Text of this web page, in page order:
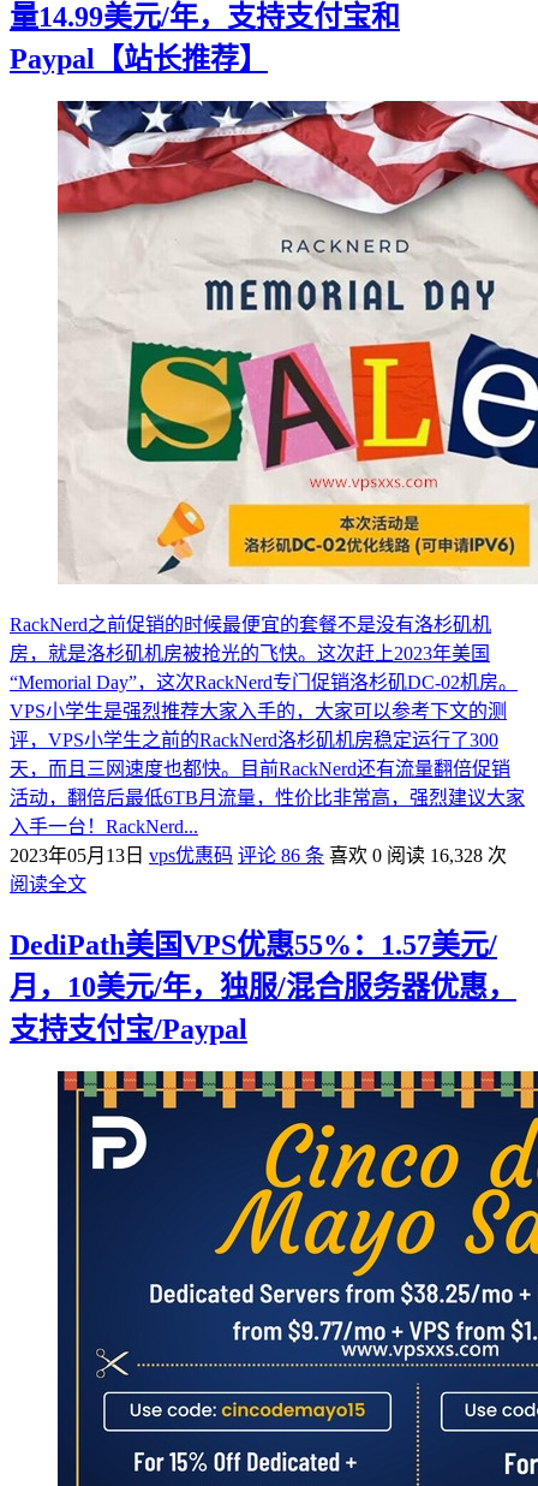
量14.99美元/年，支持支付宝和
Paypal【站长推荐】
RackNerd之前促销的时候最便宜的套餐不是没有洛杉矶机
房，就是洛杉矶机房被抢光的飞快。这次赶上2023年美国
“Memorial Day”，这次RackNerd专门促销洛杉矶DC-02机房。
VPS小学生是强烈推荐大家入手的，大家可以参考下文的测
评，VPS小学生之前的RackNerd洛杉矶机房稳定运行了300
天，而且三网速度也都快。目前RackNerd还有流量翻倍促销
活动，翻倍后最低6TB月流量，性价比非常高，强烈建议大家
入手一台！RackNerd...
2023年05月13日 vps优惠码 评论 86 条 喜欢 0 阅读 16,328 次
阅读全文
DediPath美国VPS优惠55%：1.57美元/
月，10美元/年，独服/混合服务器优惠，
支持支付宝/Paypal